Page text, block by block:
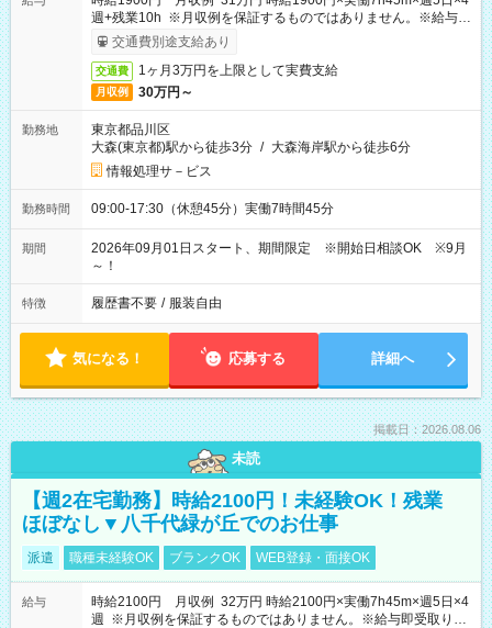
週+残業10h ※月収例を保証するものではありません。※給与即
受取りサービス利用可（利用条件有）
交通費別途支給あり
交通費 1ヶ月3万円を上限として実費支給
月収例 30万円～
勤務地
東京都品川区
大森(東京都)駅から徒歩3分 / 大森海岸駅から徒歩6分
情報処理サ－ビス
勤務時間 09:00-17:30（休憩45分）実働7時間45分
期間
2026年09月01日スタート、期間限定 ※開始日相談OK ※9月
～！
特徴 履歴書不要 / 服装自由
気になる！ 応募する 詳細へ
掲載日：2026.08.06
未読
【週2在宅勤務】時給2100円！未経験OK！残業
ほぼなし▼八千代緑が丘でのお仕事
派遣 職種未経験OK ブランクOK WEB登録・面接OK
給与
時給2100円 月収例 32万円 時給2100円×実働7h45m×週5日×4
週 ※月収例を保証するものではありません。※給与即受取りサ